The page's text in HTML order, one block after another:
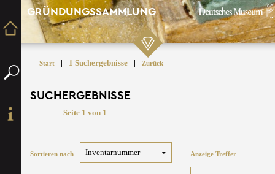
GRÜNDUNGSSAMMLUNG
Start | 1 Suchergebnisse | Zurück
SUCHERGEBNISSE
Seite 1 von 1
Sortieren nach Anzeige Treffer